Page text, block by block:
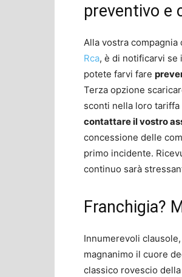
preventivo e
Alla vostra
Rca, è di notificarvi se
potete farvi fare
Terza opzione
sconti nella loro
contattare il vostro
concessione delle
primo incidente.
continuo sarà
Franchigia?
Innumerevoli
magnanimo il cuore
classico rovescio